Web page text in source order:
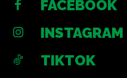
FACEBOOK
INSTAGRAM
TIKTOK